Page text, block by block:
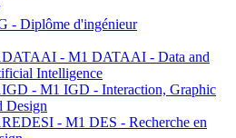
- Diplôme d'ingénieur
- M1 DATAAI - Data and
Intelligence
- M1 IGD - Interaction, Graphic
Design
- M1 DES - Recherche en